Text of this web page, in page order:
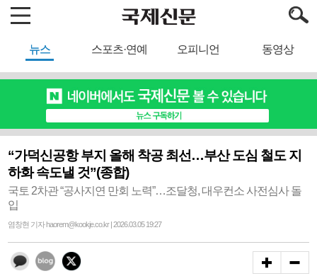
뉴스 스포츠·연예 오피니언 동영상
“가덕신공항 부지 올해 착공 최선…부산 도심 철도 지
하화 속도낼 것”(종합)
국토 2차관 “공사지연 만회 노력”…조달청, 대우컨소 사전심사 돌
입
염창현 기자 haorem@kookje.co.kr | 2026.03.05 19:27